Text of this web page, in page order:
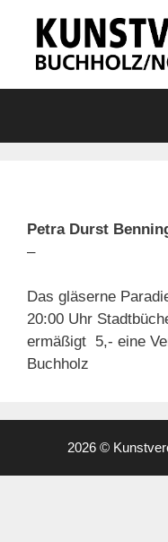
springen
Petra Durst
–
Das gläserne
20:00 Uhr
ermäßigt  5,- eine
Buchholz
2026 ©